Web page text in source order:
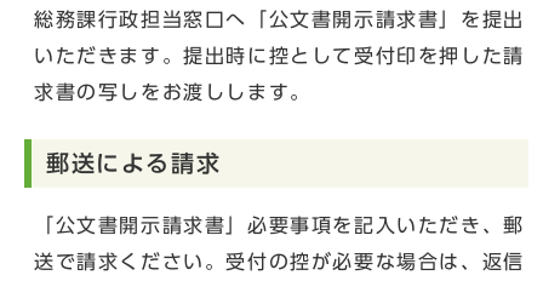
総務課行政担当窓口へ「公文書開示請求書」を提出
いただきます。提出時に控として受付印を押した請
求書の写しをお渡しします。
郵送による請求
「公文書開示請求書」必要事項を記入いただき、郵
送で請求ください。受付の控が必要な場合は、返信